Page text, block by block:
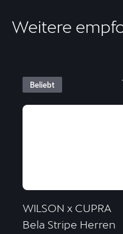
Weitere
Beliebt
WILSON x CUPRA
Bela Stripe Herren